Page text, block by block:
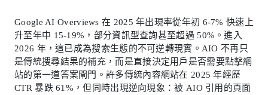
Google AI Overviews 在 2025 年出現率從年初 6-7% 快速上
升至年中 15-19%，部分資訊型查詢甚至超過 50%。進入
2026 年，這已成為搜索生態的不可逆轉現實。AIO 不再只
是傳統搜尋結果的補充，而是直接決定用戶是否需要點擊網
站的第一道答案閘門。許多傳統內容網站在 2025 年經歷
CTR 暴跌 61%，但同時出現逆向現象：被 AIO 引用的頁面